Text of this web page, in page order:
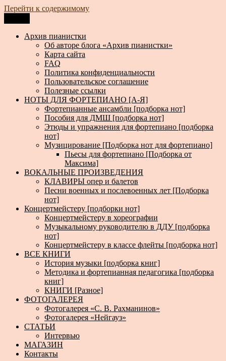
Перейти к содержимому
Архив пианистки
Всё для пианистов: ноты, книги, музыка, статьи…
Архив пианистки
Об авторе блога «Архив пианистки»
Карта сайта
FAQ
Политика конфиденциальности
Пользовательское соглашение
Полезные ссылки
НОТЫ ДЛЯ ФОРТЕПИАНО [А-Я]
Фортепианные ансамбли [подборка нот]
Пособия для ДМШ [подборка нот]
Этюды и упражнения для фортепиано [подборка
нот]
Музицирование [Подборка нот для фортепиано]
Пьесы для фортепиано [Подборка от
Максима]
ВОКАЛЬНЫЕ ПРОИЗВЕДЕНИЯ
КЛАВИРЫ опер и балетов
Песни военных и послевоенных лет [Подборка
нот]
Концертмейстеру [подборки нот]
Концертмейстеру в хореографии
Музыкальному руководителю в ДДУ [подборка
нот]
Концертмейстеру в классе флейты [подборка нот]
ВСЕ КНИГИ
История музыки [подборка книг]
Методика и фортепианная педагогика [подборка
книг]
КНИГИ [Разное]
ФОТОГАЛЕРЕЯ
Фотогалерея «С. В. Рахманинов»
Фотогалерея «Нейгауз»
СТАТЬИ
Интервью
МАГАЗИН
Контакты